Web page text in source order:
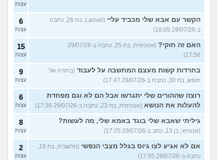
עצות
הקשר עם אבא שלי מכביד עליי
(Lamali, בת 26, כתבה
ב-29/07/26 18:05)
6
עצות
האם זה חוקי?
(אנונימית, בת 25, כתבה ב-29/07/26
17:56)
15
עצות
בחרדות קשות מעצם המחשבה על לעבוד (בחורה של
חופש, בת 30, כתבה ב-29/07/26 17:47)
9
עצות
רוצה שההורים שלי יתגרשו אבל הם לא וגם מפחדת
להעלות את הנושא (אנונימית, בת 23, כתבה ב-29/07/26 17:36)
6
עצות
גיליתי שאבא שלי בוגד באמא שלי, מה לעשות?
(אנונימי, בן 13, כתב ב-29/07/26 17:25)
8
עצות
אם לא אגיע לצו גיוס בגלל מצבי הנפשי
(מלשבית, בת 18,
כתבה ב-29/07/26 17:05)
2
עצות